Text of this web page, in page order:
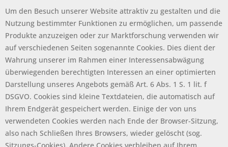
Um den Besuch unserer Website attraktiv zu gestalten und die
Nutzung bestimmter Funktionen zu ermöglichen, um passende
Produkte anzuzeigen oder zur Marktforschung verwenden wir
auf verschiedenen Seiten sogenannte Cookies. Dies dient der
Wahrung unserer im Rahmen einer Interessensabwägung
überwiegenden berechtigten Interessen an einer optimierten
Darstellung unseres Angebots gemäß Art. 6 Abs. 1 S. 1 lit. f
DSGVO. Cookies sind kleine Textdateien, die automatisch auf
Ihrem Endgerät gespeichert werden. Einige der von uns
verwendeten Cookies werden nach Ende der Browser-Sitzung,
also nach Schließen Ihres Browsers, wieder gelöscht (sog.